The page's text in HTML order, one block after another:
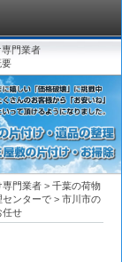
門業者
要
専門業者 > 千葉の荷物
センターで > 市川市の
任せ